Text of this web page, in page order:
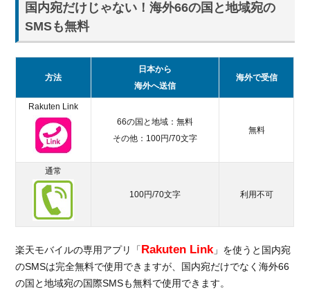
モバイル
の
「Rakuten
て？
3.1.
Rakuten
UN-
LIMITの
料金プ
ラン
3.2.
Rakuten
UN-
LIMITの
特徴を
解説
国内宛だけじゃない！海外66の国と地域宛の
SMSも無料
方法
日本から
海外へ送信
海外で受信
Rakuten Link
66の国と地域：無料
その他：100円/70文字
無料
通常
100円/70文字 利用不可
楽天モバイルの専用アプリ「Rakuten Link」を使うと国内宛
のSMSは完全無料で使用できますが、国内宛だけでなく海外66
の国と地域宛の国際SMSも無料で使用できます。